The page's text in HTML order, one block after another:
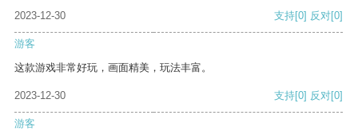
2023-12-30 支持[0] 反对[0]
游客
这款游戏非常好玩，画面精美，玩法丰富。
2023-12-30 支持[0] 反对[0]
游客